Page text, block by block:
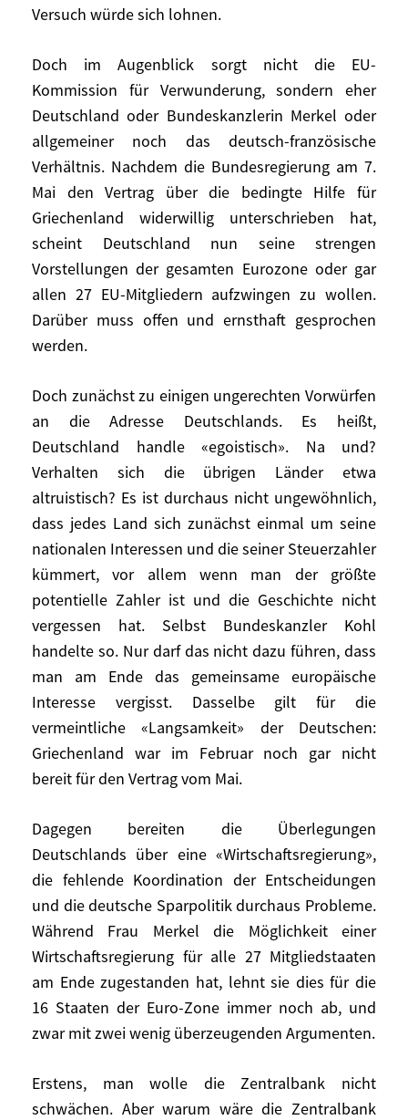
Versuch würde sich lohnen.
Doch im Augenblick sorgt nicht die EU-
Kommission für Verwunderung, sondern eher
Deutschland oder Bundeskanzlerin Merkel oder
allgemeiner noch das deutsch-französische
Verhältnis. Nachdem die Bundesregierung am 7.
Mai den Vertrag über die bedingte Hilfe für
Griechenland widerwillig unterschrieben hat,
scheint Deutschland nun seine strengen
Vorstellungen der gesamten Eurozone oder gar
allen 27 EU-Mitgliedern aufzwingen zu wollen.
Darüber muss offen und ernsthaft gesprochen
werden.
Doch zunächst zu einigen ungerechten Vorwürfen
an die Adresse Deutschlands. Es heißt,
Deutschland handle «egoistisch». Na und?
Verhalten sich die übrigen Länder etwa
altruistisch? Es ist durchaus nicht ungewöhnlich,
dass jedes Land sich zunächst einmal um seine
nationalen Interessen und die seiner Steuerzahler
kümmert, vor allem wenn man der größte
potentielle Zahler ist und die Geschichte nicht
vergessen hat. Selbst Bundeskanzler Kohl
handelte so. Nur darf das nicht dazu führen, dass
man am Ende das gemeinsame europäische
Interesse vergisst. Dasselbe gilt für die
vermeintliche «Langsamkeit» der Deutschen:
Griechenland war im Februar noch gar nicht
bereit für den Vertrag vom Mai.
Dagegen bereiten die Überlegungen
Deutschlands über eine «Wirtschaftsregierung»,
die fehlende Koordination der Entscheidungen
und die deutsche Sparpolitik durchaus Probleme.
Während Frau Merkel die Möglichkeit einer
Wirtschaftsregierung für alle 27 Mitgliedstaaten
am Ende zugestanden hat, lehnt sie dies für die
16 Staaten der Euro-Zone immer noch ab, und
zwar mit zwei wenig überzeugenden Argumenten.
Erstens, man wolle die Zentralbank nicht
schwächen. Aber warum wäre die Zentralbank
Sollte eine Regierung oder ein Parlament
Kommission abzuweichen, würde dieses
begründet werden müssen. Alles in allem
kann es also nicht darum gehen, die
Haushaltspolitik aus Schwäche oder
Mangel an Selbstvertrauen der
Kommission zu überlassen. Das Ziel
bestünde vielmehr darin, unter den 16
Mitgliedern der Euro-Zone eine positive
Dynamik öffentlichen und demokratischen
Charakters zu schaffen. Der Versuch würde
sich lohnen.
Doch im Augenblick sorgt nicht die EU-
eher Deutschland oder Bundeskanzlerin
Merkel oder allgemeiner noch das
deutsch-französische Verhältnis. Nachdem
die Bundesregierung am 7. Mai den Vertrag
über die bedingte Hilfe für Griechenland
widerwillig unterschrieben hat, scheint
Deutschland nun seine strengen
Vorstellungen der gesamten Eurozone
oder gar allen 27 EU-Mitgliedern
aufzwingen zu wollen. Darüber muss offen
und ernsthaft gesprochen werden.
Vorwürfen an die Adresse Deutschlands. Es
heißt, Deutschland handle «egoistisch». Na
und? Verhalten sich die übrigen Länder
etwa altruistisch? Es ist durchaus nicht
zunächst einmal um seine nationalen
Interessen und die seiner Steuerzahler
kümmert, vor allem wenn man der größte
potentielle Zahler ist und die Geschichte
nicht vergessen hat. Selbst Bundeskanzler
Kohl handelte so. Nur darf das nicht dazu
führen, dass man am Ende das
gemeinsame europäische Interesse
vergisst. Dasselbe gilt für die vermeintliche
«Langsamkeit» der Deutschen:
nicht bereit für den Vertrag vom Mai.